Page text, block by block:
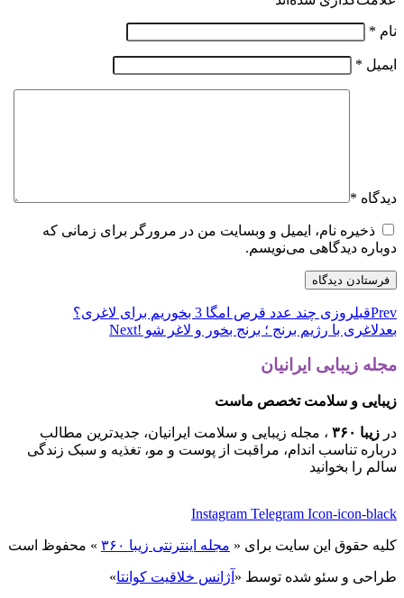
نام *
ایمیل *
دیدگاه *
ذخیره نام، ایمیل و وبسایت من در مرورگر برای زمانی که
دوباره دیدگاهی می‌نویسم.
Prevقبلروزی چند عدد قرص امگا 3 بخوریم برای لاغری؟
بعدلاغری با رژیم برنج ؛ برنج بخور و لاغر شو !Next
مجله زیبایی ایرانیان
زیبایی و سلامت تخصص ماست
در زیبا ۳۶۰
، مجله زیبایی و سلامت ایرانیان، جدیدترین مطالب
درباره تناسب اندام، مراقبت از پوست و مو، تغذیه و سبک زندگی
سالم را بخوانید
Instagram Telegram Icon-icon-black
کلیه حقوق این سایت برای « مجله اینترنتی زیبا ۳۶۰ » محفوظ است
طراحی و سئو شده توسط « آژانس خلاقیت کوانتا»